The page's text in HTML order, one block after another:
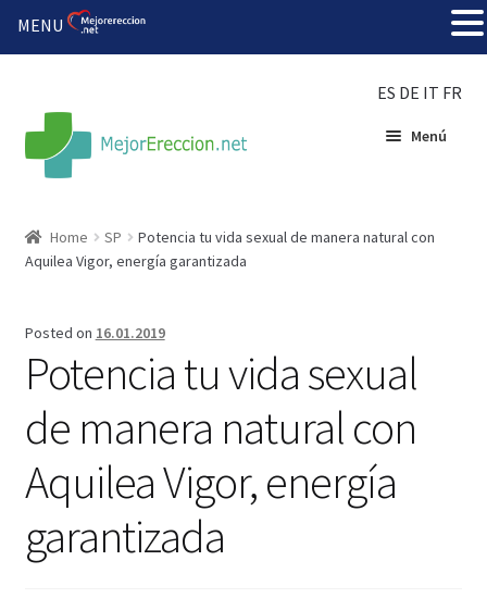
ES DE IT FR
Menú
Rueda de la fortuna
Echar fiesta
Solución barata
Super amoureux
Viaje romántico.
Faire la fête
Home SP
Potencia tu vida sexual de manera natural con
Aquilea Vigor, energía garantizada
Posted on 16.01.2019
Potencia tu vida sexual
de manera natural con
Aquilea Vigor, energía
garantizada
MENU